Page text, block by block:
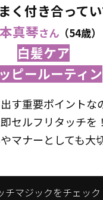
く付き合って
真琴さん（54歳）
白髪ケア
ピールーティン
す重要ポイントな
セルフリタッチを
マナーとしても大
チマジックをチェック